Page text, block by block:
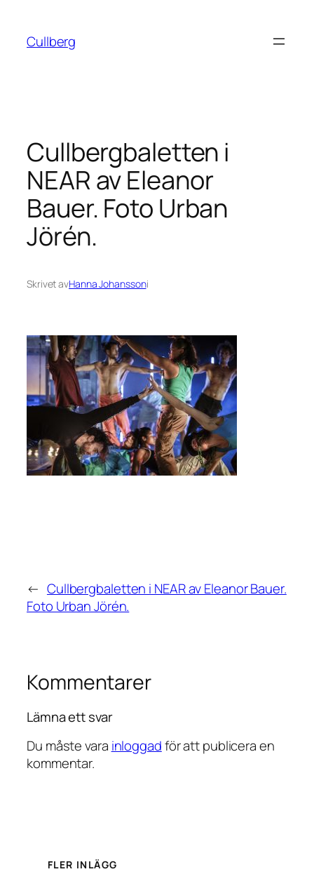
innehåll
Cullberg
Cullbergbaletten i
NEAR av Eleanor
Bauer. Foto Urban
Jörén.
Skrivet avHanna Johanssoni
← Cullbergbaletten i NEAR av Eleanor Bauer.
Foto Urban Jörén.
Kommentarer
Lämna ett svar
Du måste vara inloggadför att publicera en
kommentar.
FLER INLÄGG